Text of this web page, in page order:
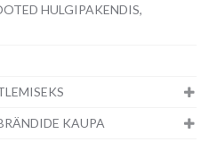
HULGIPAKENDIS,
KAUPA